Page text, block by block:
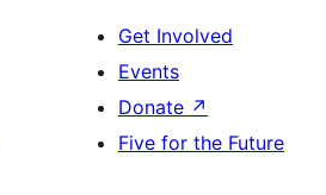
Get Involved
Events
Donate ↗
Five for the Future